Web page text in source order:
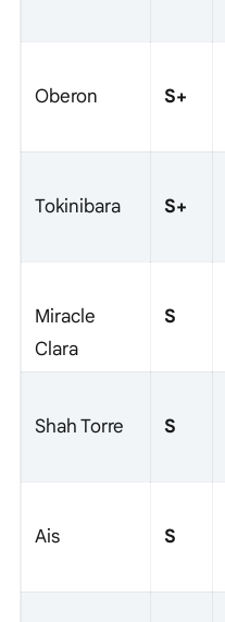
Oberon S+
Tokinibara S+
Miracle
Clara
S
Shah Torre S
Ais S